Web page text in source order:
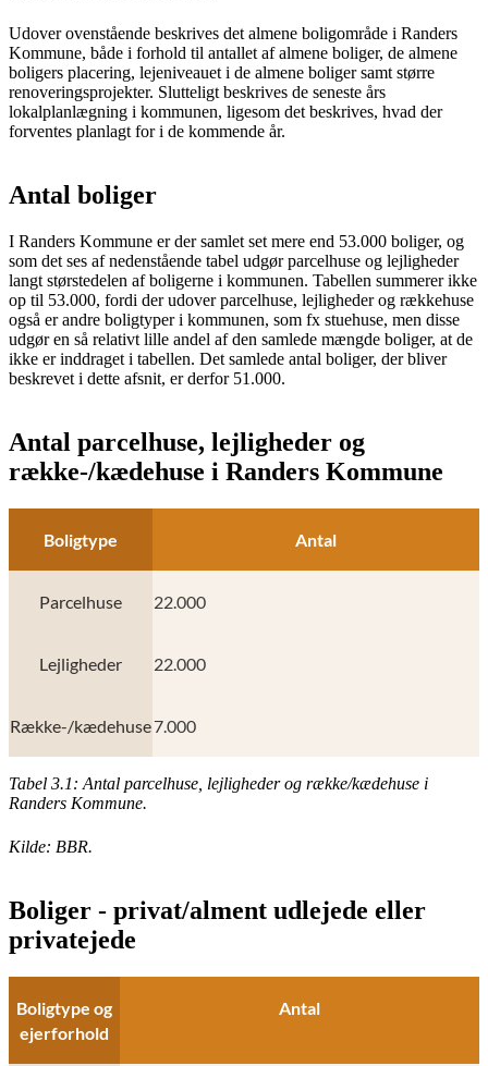
Udover ovenstående beskrives det almene boligområde i Randers
Kommune, både i forhold til antallet af almene boliger, de almene
boligers placering, lejeniveauet i de almene boliger samt større
renoveringsprojekter. Slutteligt beskrives de seneste års
lokalplanlægning i kommunen, ligesom det beskrives, hvad der
forventes planlagt for i de kommende år.
Antal boliger
I Randers Kommune er der samlet set mere end 53.000 boliger, og
som det ses af nedenstående tabel udgør parcelhuse og lejligheder
langt størstedelen af boligerne i kommunen. Tabellen summerer ikke
op til 53.000, fordi der udover parcelhuse, lejligheder og rækkehuse
også er andre boligtyper i kommunen, som fx stuehuse, men disse
udgør en så relativt lille andel af den samlede mængde boliger, at de
ikke er inddraget i tabellen. Det samlede antal boliger, der bliver
beskrevet i dette afsnit, er derfor 51.000.
Antal parcelhuse, lejligheder og
række-/kædehuse i Randers Kommune
Boligtype Antal
Parcelhuse 22.000
Lejligheder 22.000
Række-/kædehuse7.000
Tabel 3.1: Antal parcelhuse, lejligheder og række/kædehuse i
Randers Kommune.
Kilde: BBR.
Boliger - privat/alment udlejede eller
privatejede
Boligtype og
ejerforhold
Antal